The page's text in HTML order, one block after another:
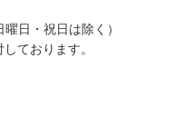
日・祝日は除く）
ております。